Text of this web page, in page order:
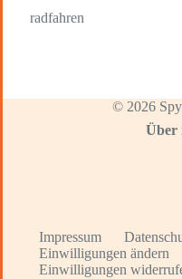
radfahren
© 2026
Über
Impressum
Einwilligungen ändern
Einwilligungen